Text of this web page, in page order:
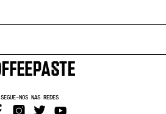
SEGUE-NOS NAS REDES